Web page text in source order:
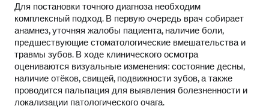
Для постановки точного диагноза необходим
комплексный подход. В первую очередь врач собирает
анамнез, уточняя жалобы пациента, наличие боли,
предшествующие стоматологические вмешательства и
травмы зубов. В ходе клинического осмотра
оцениваются визуальные изменения: состояние десны,
наличие отёков, свищей, подвижности зубов, а также
проводится пальпация для выявления болезненности и
локализации патологического очага.